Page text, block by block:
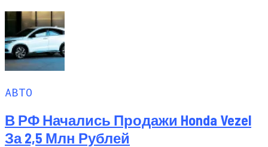
АВТО
В РФ Начались Продажи Honda Vezel
За 2,5 Млн Рублей